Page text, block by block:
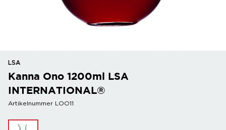
LSA
Kanna Ono 1200ml LSA
INTERNATIONAL®
Artikelnummer LOO11